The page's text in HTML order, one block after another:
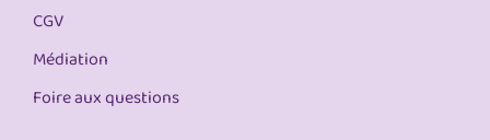
CGV
Médiation
Foire aux questions